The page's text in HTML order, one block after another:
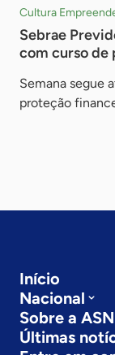
Cultura
Sebrae
com curso de
Semana segue
proteção
Início
Nacional
Sobre a ASN
Últimas